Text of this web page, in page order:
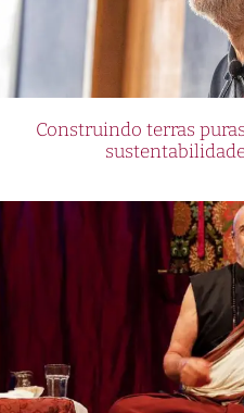
Construindo terras